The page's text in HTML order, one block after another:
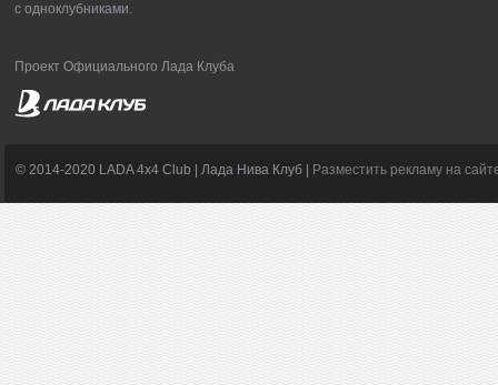
с одноклубниками.
Проект Официального Лада Клуба
© 2014-2020 LADA 4x4 Club | Лада Нива Клуб | Разместить рекламу на